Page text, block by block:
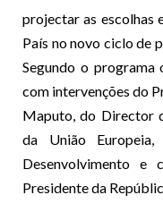
projectar as escolhas
País no novo ciclo de
Segundo o programa
com intervenções do
Maputo, do Director
da União
Desenvolvimento
Presidente da